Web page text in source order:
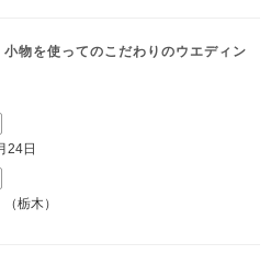
物を使ってのこだわりのウエディン
24日
（栃木）